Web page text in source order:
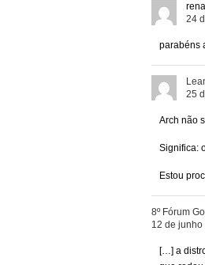
24
parabéns
25
Arch não
Significa:
Estou
8º Fórum
12 de
[…] a